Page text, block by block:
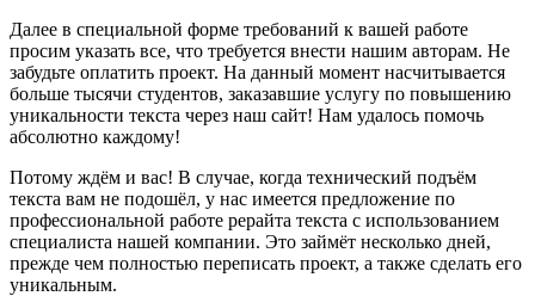
Далее в специальной форме требований к вашей работе
просим указать все, что требуется внести нашим авторам. Не
забудьте оплатить проект. На данный момент насчитывается
больше тысячи студентов, заказавшие услугу по повышению
уникальности текста через наш сайт! Нам удалось помочь
абсолютно каждому!
Потому ждём и вас! В случае, когда технический подъём
текста вам не подошёл, у нас имеется предложение по
профессиональной работе рерайта текста с использованием
специалиста нашей компании. Это займёт несколько дней,
прежде чем полностью переписать проект, а также сделать его
уникальным.